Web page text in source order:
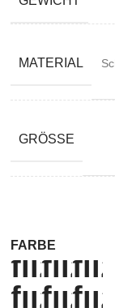
MATERIAL
GRÖSSE
FARBE